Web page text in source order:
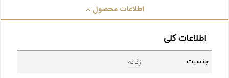
اطلاعات محصول
اطلاعات کلی
جنسیت زنانه